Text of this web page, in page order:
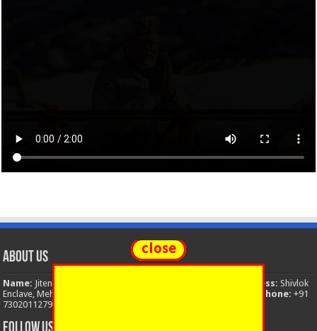
About Us
Name: Jitendra Singh Address: Shivlok
Enclave, Mehuwala Mafi, Dehradun, Uttarakhand, 248001, India
Phone: +91
7302011279
close